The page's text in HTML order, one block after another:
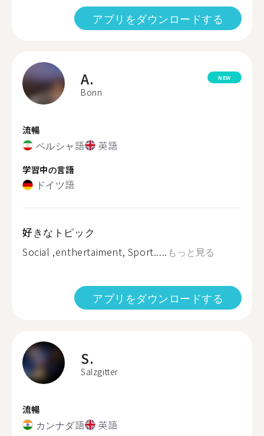
アプリをダウンロードする
A.
Bonn
NEW
流暢
ペルシャ語 英語
学習中の言語
ドイツ語
好きなトピック
Social ,enthertaiment, Sport..... もっと見る
アプリをダウンロードする
S.
Salzgitter
流暢
カンナダ語 英語